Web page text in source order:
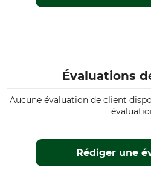
Évaluations
Aucune évaluation de client
Rédiger une